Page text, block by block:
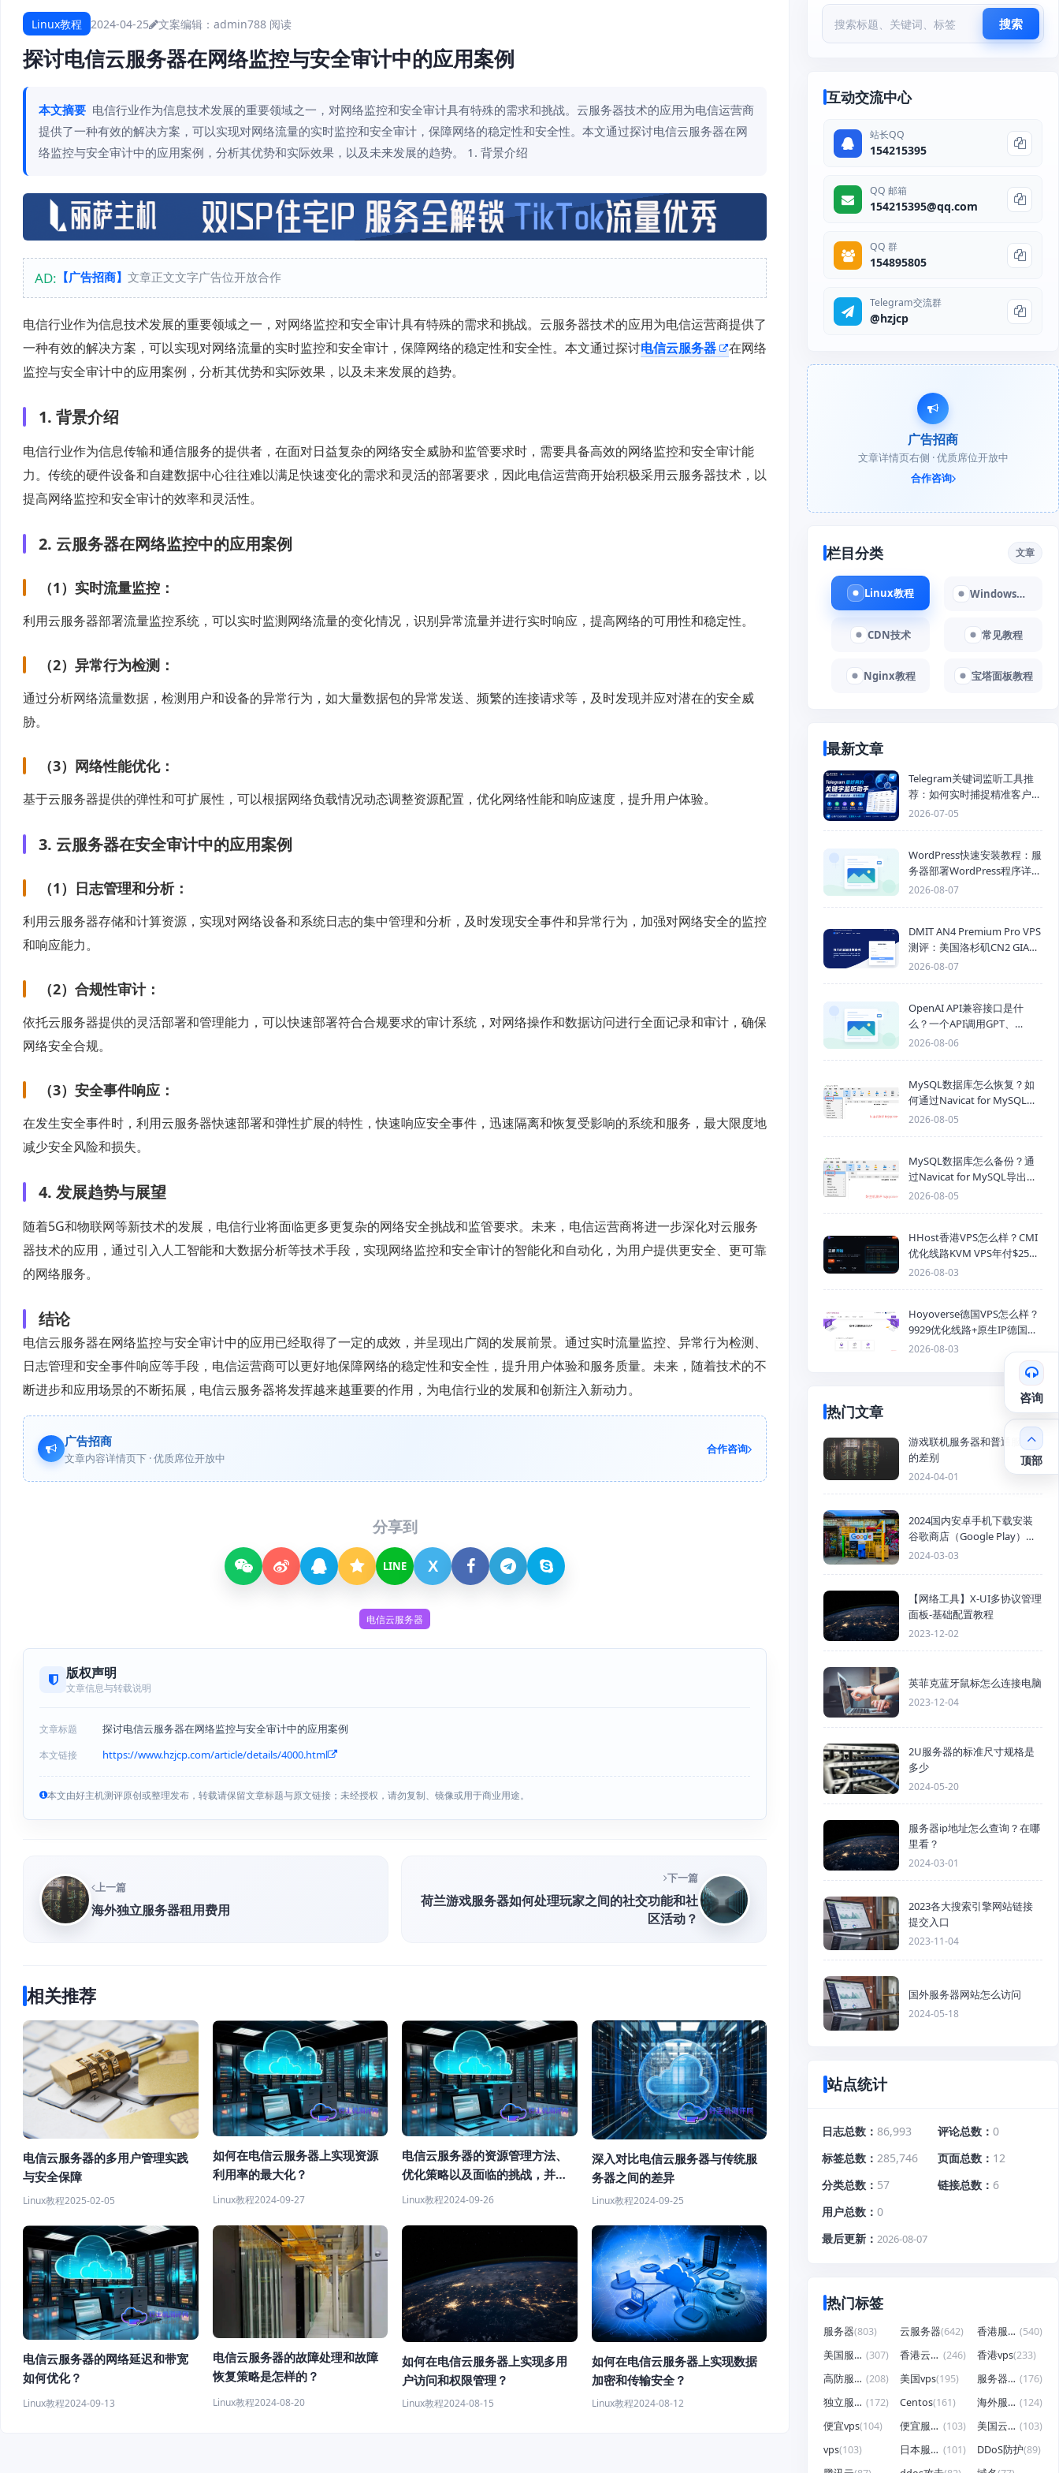
Linux教程 2024-04-25 文案编辑：admin788 阅读
探讨电信云服务器在网络监控与安全审计中的应用案例
本文摘要 电信行业作为信息技术发展的重要领域之一，对网络监控和安全审计具有特殊的需求和挑战。云服务器技术的应用为电信运营商
提供了一种有效的解决方案，可以实现对网络流量的实时监控和安全审计，保障网络的稳定性和安全性。本文通过探讨电信云服务器在网
络监控与安全审计中的应用案例，分析其优势和实际效果，以及未来发展的趋势。 1. 背景介绍
AD: 【广告招商】 文章正文文字广告位开放合作
电信行业作为信息技术发展的重要领域之一，对网络监控和安全审计具有特殊的需求和挑战。云服务器技术的应用为电信运营商提供了
一种有效的解决方案，可以实现对网络流量的实时监控和安全审计，保障网络的稳定性和安全性。本文通过探讨电信云服务器
在网络
监控与安全审计中的应用案例，分析其优势和实际效果，以及未来发展的趋势。
1. 背景介绍
电信行业作为信息传输和通信服务的提供者，在面对日益复杂的网络安全威胁和监管要求时，需要具备高效的网络监控和安全审计能
力。传统的硬件设备和自建数据中心往往难以满足快速变化的需求和灵活的部署要求，因此电信运营商开始积极采用云服务器技术，以
提高网络监控和安全审计的效率和灵活性。
2. 云服务器在网络监控中的应用案例
（1）实时流量监控：
利用云服务器部署流量监控系统，可以实时监测网络流量的变化情况，识别异常流量并进行实时响应，提高网络的可用性和稳定性。
（2）异常行为检测：
通过分析网络流量数据，检测用户和设备的异常行为，如大量数据包的异常发送、频繁的连接请求等，及时发现并应对潜在的安全威
胁。
（3）网络性能优化：
基于云服务器提供的弹性和可扩展性，可以根据网络负载情况动态调整资源配置，优化网络性能和响应速度，提升用户体验。
3. 云服务器在安全审计中的应用案例
（1）日志管理和分析：
利用云服务器存储和计算资源，实现对网络设备和系统日志的集中管理和分析，及时发现安全事件和异常行为，加强对网络安全的监控
和响应能力。
（2）合规性审计：
依托云服务器提供的灵活部署和管理能力，可以快速部署符合合规要求的审计系统，对网络操作和数据访问进行全面记录和审计，确保
网络安全合规。
（3）安全事件响应：
在发生安全事件时，利用云服务器快速部署和弹性扩展的特性，快速响应安全事件，迅速隔离和恢复受影响的系统和服务，最大限度地
减少安全风险和损失。
4. 发展趋势与展望
随着5G和物联网等新技术的发展，电信行业将面临更多更复杂的网络安全挑战和监管要求。未来，电信运营商将进一步深化对云服务
器技术的应用，通过引入人工智能和大数据分析等技术手段，实现网络监控和安全审计的智能化和自动化，为用户提供更安全、更可靠
的网络服务。
结论
电信云服务器在网络监控与安全审计中的应用已经取得了一定的成效，并呈现出广阔的发展前景。通过实时流量监控、异常行为检测、
日志管理和安全事件响应等手段，电信运营商可以更好地保障网络的稳定性和安全性，提升用户体验和服务质量。未来，随着技术的不
断进步和应用场景的不断拓展，电信云服务器将发挥越来越重要的作用，为电信行业的发展和创新注入新动力。
广告招商
文章内容详情页下 · 优质席位开放中
合作咨询
分享到
LINE X
电信云服务器
版权声明
文章信息与转载说明
文章标题 探讨电信云服务器在网络监控与安全审计中的应用案例
本文链接 https://www.hzjcp.com/article/details/4000.html
本文由好主机测评原创或整理发布，转载请保留文章标题与原文链接；未经授权，请勿复制、镜像或用于商业用途。
上一篇
海外独立服务器租用费用
下一篇
荷兰游戏服务器如何处理玩家之间的社交功能和社
区活动？
相关推荐
电信云服务器的多用户管理实践
与安全保障
Linux教程2025-02-05
如何在电信云服务器上实现资源
利用率的最大化？
Linux教程2024-09-27
电信云服务器的资源管理方法、
优化策略以及面临的挑战，并提
出相应的解决方案
Linux教程2024-09-26
深入对比电信云服务器与传统服
务器之间的差异
Linux教程2024-09-25
电信云服务器的网络延迟和带宽
如何优化？
Linux教程2024-09-13
电信云服务器的故障处理和故障
恢复策略是怎样的？
Linux教程2024-08-20
如何在电信云服务器上实现多用
户访问和权限管理？
Linux教程2024-08-15
如何在电信云服务器上实现数据
加密和传输安全？
Linux教程2024-08-12
搜索
互动交流中心
站长QQ
154215395
QQ 邮箱
154215395@qq.com
QQ 群
154895805
Telegram交流群
@hzjcp
广告招商
文章详情页右侧 · 优质席位开放中
合作咨询
栏目分类 文章
Linux教程 Windows教程
CDN技术 常见教程
Nginx教程 宝塔面板教程
最新文章
Telegram关键词监听工具推
荐：如何实时捕捉精准客户，
提高获客效率？
2026-07-05
WordPress快速安装教程：服
务器部署WordPress程序详细
步骤
2026-08-07
DMIT AN4 Premium Pro VPS
测评：美国洛杉矶CN2 GIA三
网优化线路性能测试
2026-08-07
OpenAI API兼容接口是什
么？一个API调用GPT、
Claude、Gemini、DeepSeek
2026-08-06
MySQL数据库怎么恢复？如
何通过Navicat for MySQL导
入SQL备份文件
2026-08-05
MySQL数据库怎么备份？通
过Navicat for MySQL导出
Mysql数据库为SQL格式备份
2026-08-05
HHost香港VPS怎么样？CMI
优化线路KVM VPS年付$25
起，4GB内存优惠套餐
2026-08-03
Hoyoverse德国VPS怎么样？
9929优化线路+原生IP德国
KVM VPS推荐
2026-08-03
热门文章
游戏联机服务器和普通服务器
的差别
2024-04-01
2024国内安卓手机下载安装
谷歌商店（Google Play）详
细步骤
2024-03-03
【网络工具】X-UI多协议管理
面板-基础配置教程
2023-12-02
英菲克蓝牙鼠标怎么连接电脑
2023-12-04
2U服务器的标准尺寸规格是
多少
2024-05-20
服务器ip地址怎么查询？在哪
里看？
2024-03-01
2023各大搜索引擎网站链接
提交入口
2023-11-04
国外服务器网站怎么访问
2024-05-18
站点统计
日志总数 86,993 评论总数
0
标签总数
285,746 页面总数
12
分类总数
57 链接总数
6
用户总数
0
最后更新
2026-08-07
热门标签
服务器(803) 云服务器(642) 香港服务器 (540)
美国服务器 (307) 香港云服务器 (246) 香港vps(233)
高防服务器 (208) 美国vps(195) 服务器租用 (176)
独立服务器 (172) Centos(161) 海外服务器 (124)
便宜vps(104) 便宜服务器 (103) 美国云服务器 (103)
vps(103) 日本服务器 (101) DDoS防护(89)
咨询
顶部